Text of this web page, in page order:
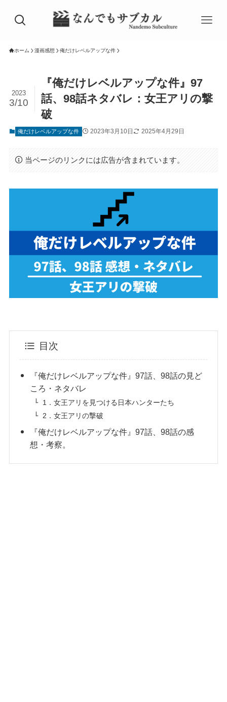
ホーム 漫画感想 俺だけレベルアップな件
『俺だけレベルアップな件』97
話、98話ネタバレ：女王アリの撃
破
2023
3/10
俺だけレベルアップな件 2023年3月10日 2025年4月29日
当ページのリンクには広告が含まれています。
目次
『俺だけレベルアップな件』97話、98話の見ど
ころ・ネタバレ
1．女王アリを見つける日本ハンターたち
2．女王アリの撃破
『俺だけレベルアップな件』97話、98話の感
想・考察。